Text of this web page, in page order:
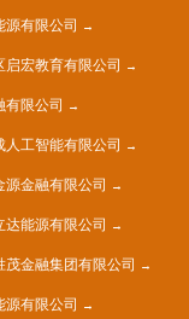
源有限公司
启宏教育有限公司
有限公司
人工智能有限公司
源金融有限公司
达能源有限公司
茂金融集团有限公司
源有限公司